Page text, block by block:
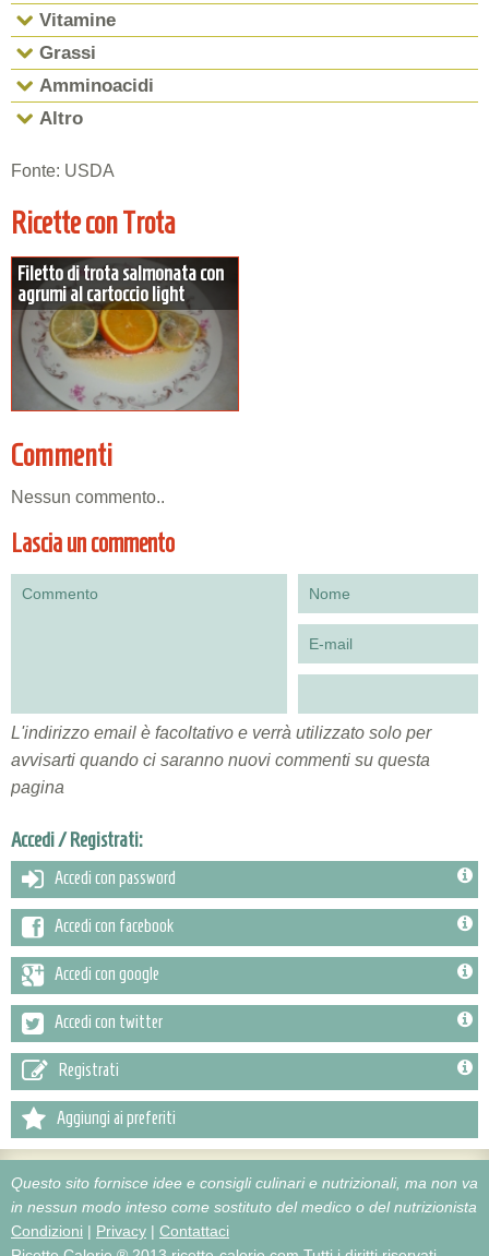
Vitamine
Grassi
Amminoacidi
Altro
Fonte: USDA
Ricette con Trota
Filetto di trota salmonata con
agrumi al cartoccio light
Commenti
Nessun commento..
Lascia un commento
L'indirizzo email è facoltativo e verrà utilizzato solo per
avvisarti quando ci saranno nuovi commenti su questa
pagina
Accedi / Registrati:
Accedi con password
Accedi con facebook
Accedi con google
Accedi con twitter
Registrati
Aggiungi ai preferiti
Questo sito fornisce idee e consigli culinari e nutrizionali, ma non va
in nessun modo inteso come sostituto del medico o del nutrizionista
Condizioni | Privacy | Contattaci